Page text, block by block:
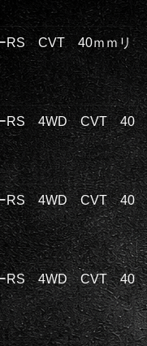
ーRS CVT 40ｍｍリ
ーRS 4WD CVT 40
ーRS 4WD CVT 40
ーRS 4WD CVT 40